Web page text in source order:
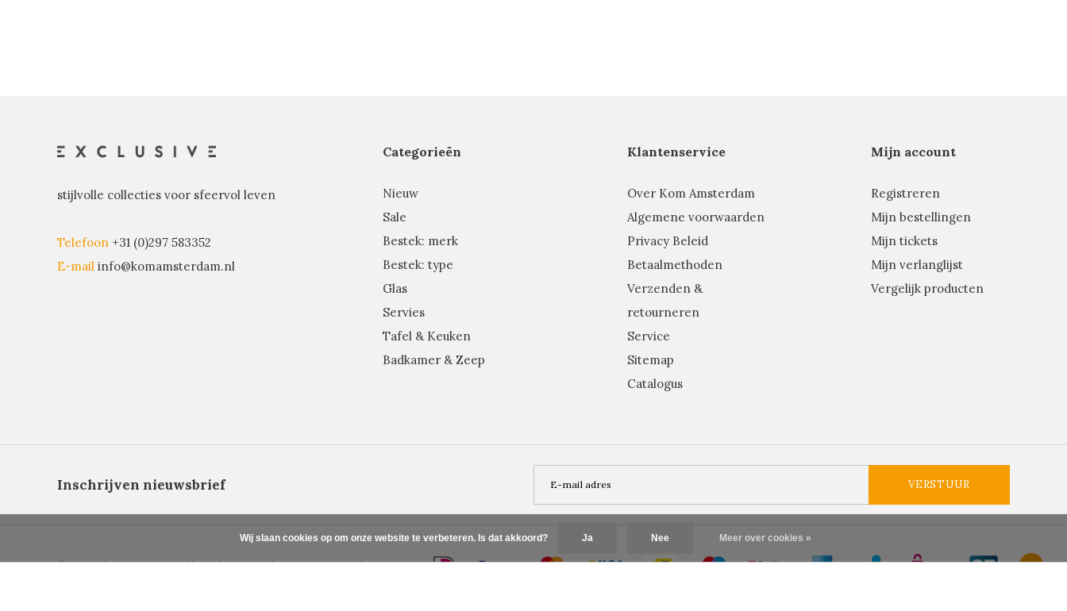
stijlvolle collecties voor sfeervol leven
Telefoon +31 (0)297 583352
E-mail info@komamsterdam.nl
Categorieën
Nieuw
Sale
Bestek: merk
Bestek: type
Glas
Servies
Tafel & Keuken
Badkamer & Zeep
Klantenservice
Over Kom Amsterdam
Algemene voorwaarden
Privacy Beleid
Betaalmethoden
Verzenden &
retourneren
Service
Sitemap
Catalogus
Mijn account
Registreren
Mijn bestellingen
Mijn tickets
Mijn verlanglijst
Vergelijk producten
Inschrijven nieuwsbrief VERSTUUR
© Copyright 2026 - Powered byLightspeed- Theme ByDMWSxPlus+
Wij slaan cookies op om onze website te verbeteren. Is dat akkoord? Ja Nee Meer over cookies »